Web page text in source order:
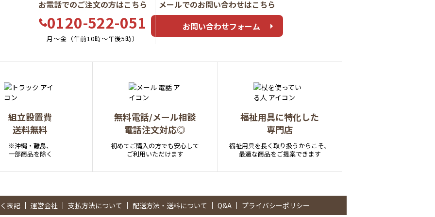
お電話でのご注文の方はこちら
0120-522-051
月〜金（午前10時〜午後5時）
メールでのお問い合わせはこちら
お問い合わせフォーム
組立設置費
送料無料
※沖縄・離島、
一部商品を除く
無料電話/メール相談
電話注文対応◎
初めてご購入の方でも安心して
ご利用いただけます
福祉用具に特化した
専門店
福祉用具を長く取り扱うからこそ、
最適な商品をご提案できます
表記 運営会社 支払方法について 配送方法・送料について Q&A プライバシーポリシー